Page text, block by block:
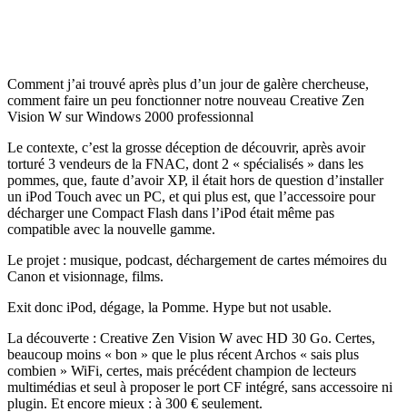
Comment j’ai trouvé après plus d’un jour de galère chercheuse,
comment faire un peu fonctionner notre nouveau Creative Zen
Vision W sur Windows 2000 professionnal
Le contexte, c’est la grosse déception de découvrir, après avoir
torturé 3 vendeurs de la FNAC, dont 2 « spécialisés » dans les
pommes, que, faute d’avoir XP, il était hors de question d’installer
un iPod Touch avec un PC, et qui plus est, que l’accessoire pour
décharger une Compact Flash dans l’iPod était même pas
compatible avec la nouvelle gamme.
Le projet : musique, podcast, déchargement de cartes mémoires du
Canon et visionnage, films.
Exit donc iPod, dégage, la Pomme. Hype but not usable.
La découverte : Creative Zen Vision W avec HD 30 Go. Certes,
beaucoup moins « bon » que le plus récent Archos « sais plus
combien » WiFi, certes, mais précédent champion de lecteurs
multimédias et seul à proposer le port CF intégré, sans accessoire ni
plugin. Et encore mieux : à 300 € seulement.